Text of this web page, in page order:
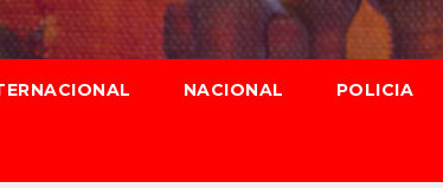
NACIONAL POLICIA